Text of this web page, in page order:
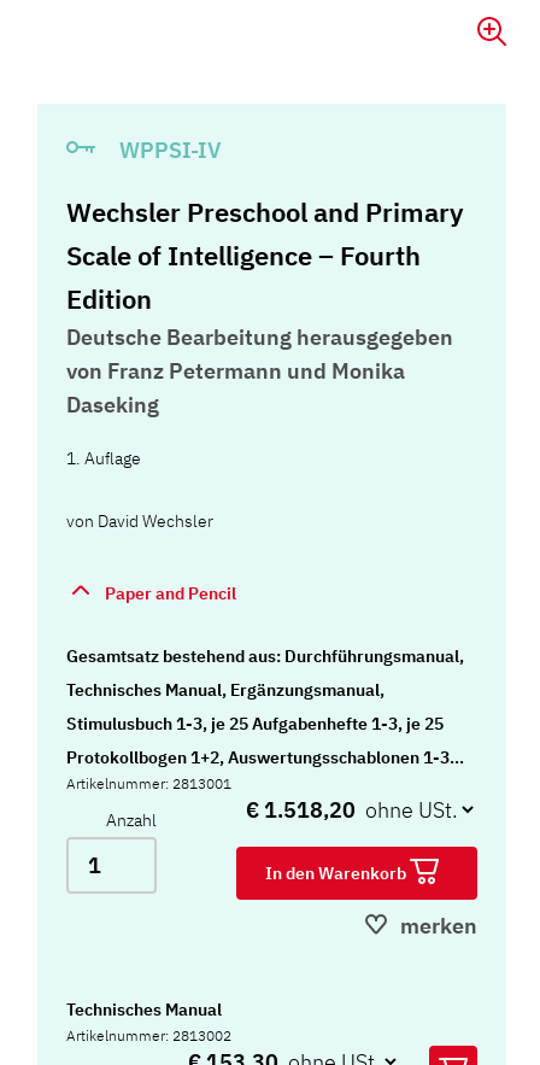
WPPSI-IV
Wechsler Preschool and Primary
Scale of Intelligence – Fourth
Edition
Deutsche Bearbeitung herausgegeben
von Franz Petermann und Monika
Daseking
1. Auflage
von David Wechsler
Paper and Pencil
Gesamtsatz bestehend aus: Durchführungsmanual,
Technisches Manual, Ergänzungsmanual,
Stimulusbuch 1-3, je 25 Aufgabenhefte 1-3, je 25
Protokollbogen 1+2, Auswertungsschablonen 1-3,
Würfel für Mosaik-Test, Legebögen und Tierkarten
für „Tiere platzieren“, Puzzles für „Figuren legen“,
Stempelstift und Tasche
Artikelnummer: 2813001
Anzahl € 1.518,20
In den Warenkorb
merken
Technisches Manual
Artikelnummer: 2813002